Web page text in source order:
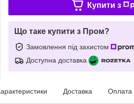
Купити з
Що таке купити з Пром?
Замовлення під захистом
Доступна доставка
Доставка Оплата